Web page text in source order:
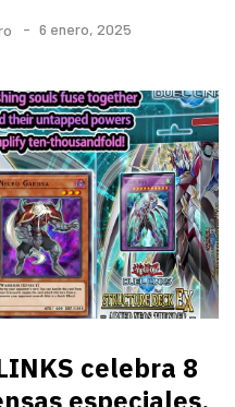
6 enero, 2025
celebra 8